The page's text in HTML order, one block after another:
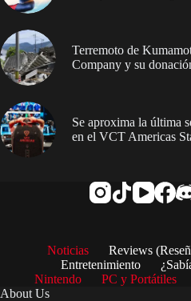
Terremoto de
Company y su
Se aproxima la última
en el VCT Americas
Noticias Reviews
Entretenimiento
Nintendo
PC y Portátiles
About Us